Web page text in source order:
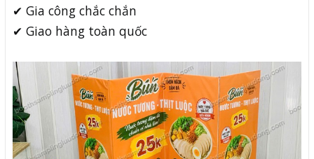
✔ Gia công chắc chắn
✔ Giao hàng toàn quốc